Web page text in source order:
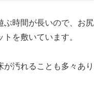
時間が長いので、 お尻
を敷いています。
汚れることも多々あり